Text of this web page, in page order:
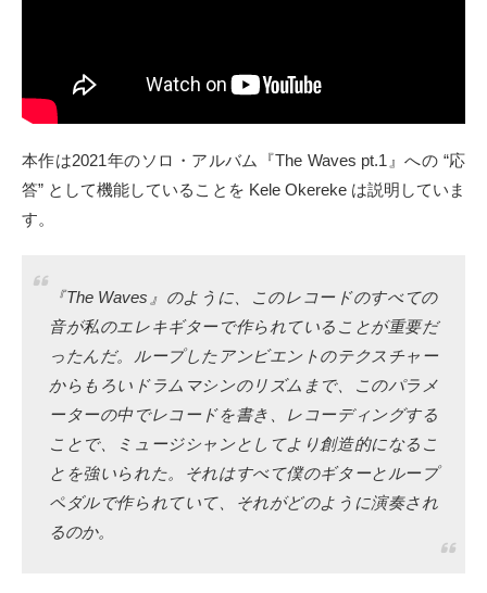
本作は2021年のソロ・アルバム『The Waves pt.1』への “応
答” として機能していることを Kele Okereke は説明していま
す。
『The Waves』のように、このレコードのすべての
音が私のエレキギターで作られていることが重要だ
ったんだ。ループしたアンビエントのテクスチャー
からもろいドラムマシンのリズムまで、このパラメ
ーターの中でレコードを書き、レコーディングする
ことで、ミュージシャンとしてより創造的になるこ
とを強いられた。それはすべて僕のギターとループ
ペダルで作られていて、それがどのように演奏され
るのか。